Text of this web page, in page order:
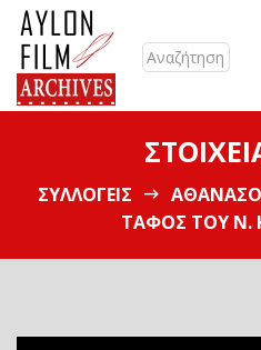
ΣΥΛΛΟΓΕΊΣ
ΤΆΦΟΣ ΤΟΥ Ν.